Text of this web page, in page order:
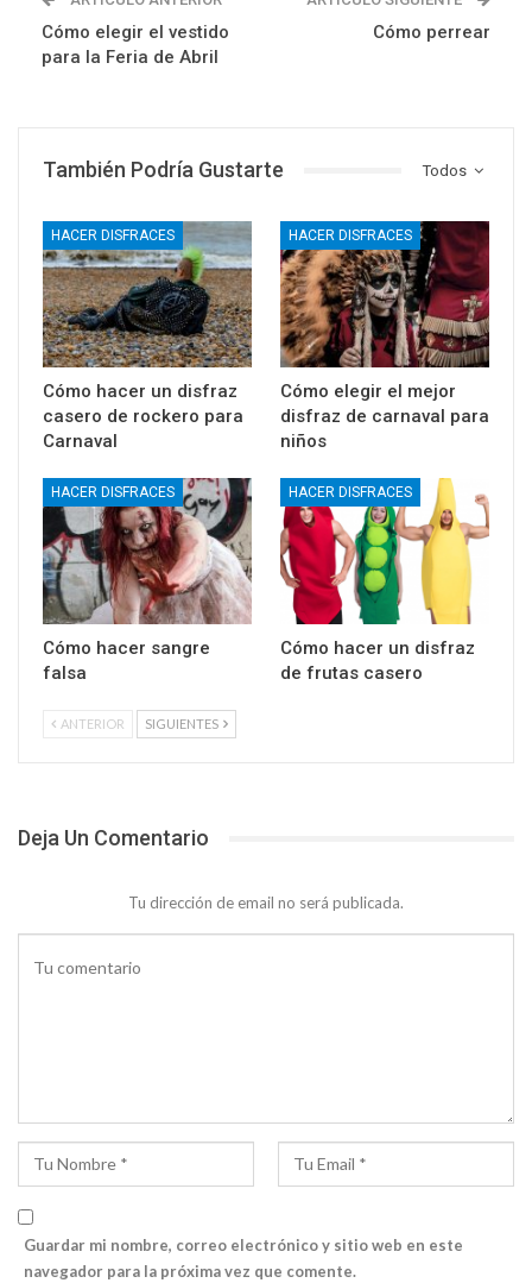
Cómo elegir el vestido
para la Feria de Abril
Cómo perrear
Todos
También Podría Gustarte
HACER DISFRACES
Cómo hacer un disfraz
casero de rockero para
Carnaval
HACER DISFRACES
Cómo elegir el mejor
disfraz de carnaval para
niños
HACER DISFRACES
Cómo hacer sangre
falsa
HACER DISFRACES
Cómo hacer un disfraz
de frutas casero
ANTERIOR SIGUIENTES
Deja Un Comentario
Tu dirección de email no será publicada.
Guardar mi nombre, correo electrónico y sitio web en este
navegador para la próxima vez que comente.